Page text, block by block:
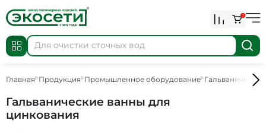
0
Главная Продукция Промышленное оборудование
Гальванические ванны для
цинкования